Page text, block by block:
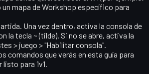
un mapa de Workshop específico para
Una vez dentro, activa la consola de
la tecla ~(tilde). Si no se abre, activa la
> juego > "Habilitar consola".
comandos que verás en esta guía para
para 1v1.